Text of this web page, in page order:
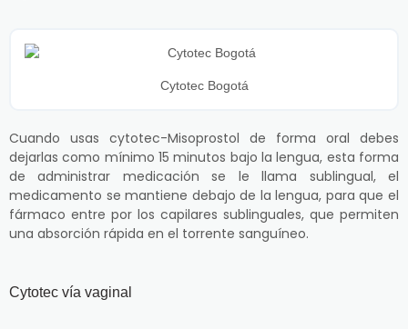
Cytotec Bogotá
Cuando usas cytotec-Misoprostol de forma oral debes
dejarlas como mínimo 15 minutos bajo la lengua, esta forma
de administrar medicación se le llama sublingual, el
medicamento se mantiene debajo de la lengua, para que el
fármaco entre por los capilares sublinguales, que permiten
una absorción rápida en el torrente sanguíneo.
Cytotec vía vaginal